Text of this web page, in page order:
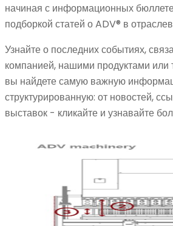
начиная с информационных
подборкой статей о ADV® в
Узнайте о последних событиях,
компанией, нашими продуктами или
вы найдете самую важную
структурированную: от новостей,
выставок - кликайте и узнавайте